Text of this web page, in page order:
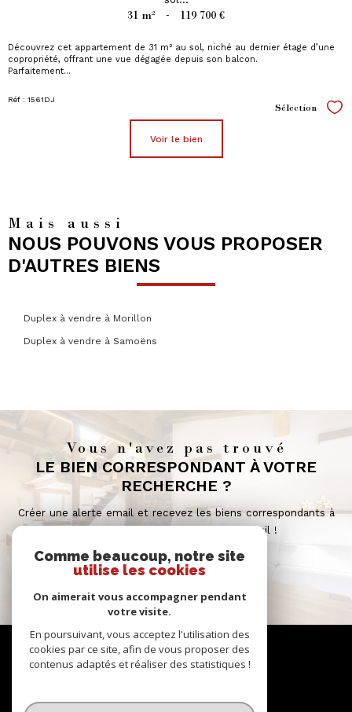
31 m² - 119 700 €
Découvrez cet appartement de 31 m² au sol, niché au dernier étage d’une
copropriété, offrant une vue dégagée depuis son balcon.
Parfaitement...
Réf : 1561DJ
Sélection
voir le bien
Mais aussi
NOUS POUVONS VOUS PROPOSER
D'AUTRES BIENS
Duplex à vendre à Morillon
Duplex à vendre à Samoëns
Vous n'avez pas trouvé
LE BIEN CORRESPONDANT À VOTRE
RECHERCHE ?
Créer une alerte email et recevez les biens correspondants à
votre recherche dans votre boîte mail !
créer l'alerte
Se
CONNECTER
espace propriétaire
Comme beaucoup, notre site
utilise les cookies
On aimerait vous accompagner pendant
votre visite.
En poursuivant, vous acceptez l'utilisation des
cookies par ce site, afin de vous proposer des
contenus adaptés et réaliser des statistiques !